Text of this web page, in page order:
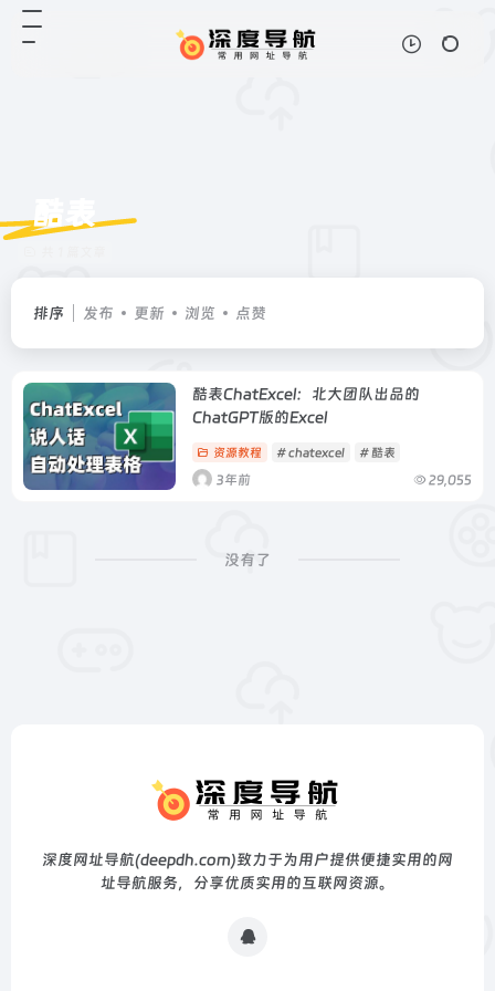
酷表
排序 发布 更新 浏览 点赞
酷表ChatExcel：北大团队出品的
ChatGPT版的Excel
资源教程 # chatexcel # 酷表
3年前 29,055
没有了
深度网址导航(deepdh.com)致力于为用户提供便捷实用的网
址导航服务，分享优质实用的互联网资源。